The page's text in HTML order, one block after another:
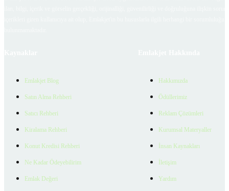
Emlakjet Blog
Satın Alma Rehberi
Satıcı Rehberi
Kiralama Rehberi
Konut Kredisi Rehberi
Ne Kadar Ödeyebilirim
Emlak Değeri
Hakkımızda
Ödüllerimiz
Reklam Çözümleri
Kurumsal Materyaller
İnsan Kaynakları
İletişim
Yardım